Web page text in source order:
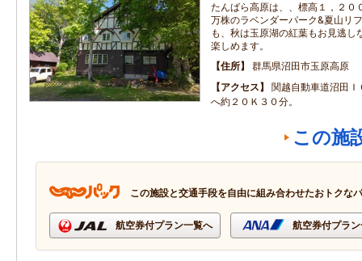
たんばら高原は、、標高１，２０
万株のラベンダーパーク&夏山リ
も、秋は玉原湖の紅葉もお見逃し
楽しめます。
住所
群馬県沼田市玉原高原
アクセス
関越自動車道沼田
へ約２０Ｋ３０分。
この施
この施設と交通手段を自由に組み合わせたおトクな
航空券付プラン一覧へ 航空券付プラ